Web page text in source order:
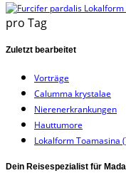
pro Tag
Zuletzt bearbeitet
Vorträge
Calumma krystalae
Nierenerkrankungen
Hauttumore
Lokalform Toamasina
Dein Reisespezialist für